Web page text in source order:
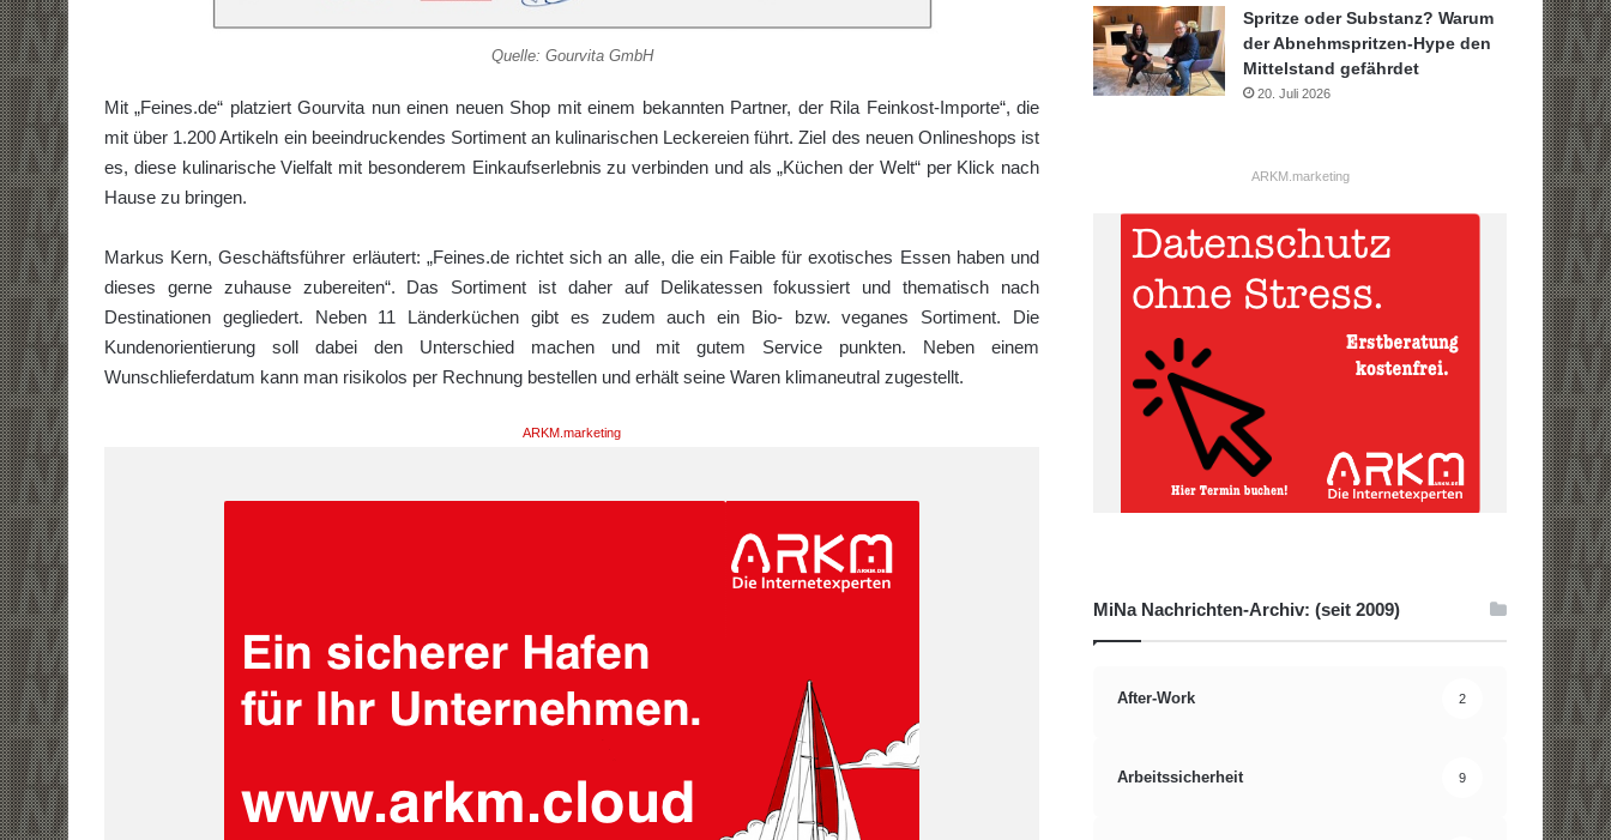
Quelle: Gourvita GmbH
Mit „Feines.de“ platziert Gourvita nun einen neuen Shop mit einem bekannten Partner, der Rila Feinkost-Importe“, die
mit über 1.200 Artikeln ein beeindruckendes Sortiment an kulinarischen Leckereien führt. Ziel des neuen Onlineshops ist
es, diese kulinarische Vielfalt mit besonderem Einkaufserlebnis zu verbinden und als „Küchen der Welt“ per Klick nach
Hause zu bringen.
Markus Kern, Geschäftsführer erläutert: „Feines.de richtet sich an alle, die ein Faible für exotisches Essen haben und
dieses gerne zuhause zubereiten“. Das Sortiment ist daher auf Delikatessen fokussiert und thematisch nach
Destinationen gegliedert. Neben 11 Länderküchen gibt es zudem auch ein Bio- bzw. veganes Sortiment. Die
Kundenorientierung soll dabei den Unterschied machen und mit gutem Service punkten. Neben einem
Wunschlieferdatum kann man risikolos per Rechnung bestellen und erhält seine Waren klimaneutral zugestellt.
ARKM.marketing
Spritze oder Substanz? Warum
der Abnehmspritzen-Hype den
Mittelstand gefährdet
20. Juli 2026
ARKM.marketing
MiNa Nachrichten-Archiv: (seit 2009)
After-Work 2
Arbeitssicherheit 9